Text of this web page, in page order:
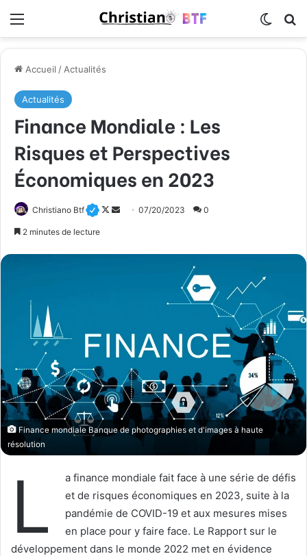
Accueil / Actualités
Actualités
Finance Mondiale : Les
Risques et Perspectives
Économiques en 2023
Christiano Btf
F
n
u
e
07/20/2023 0
2 minutes de lecture
Finance mondiale Banque de photographies et d'images à haute
résolution
L
a finance mondiale fait face à une série de défis
et de risques économiques en 2023, suite à la
pandémie de COVID-19 et aux mesures mises
en place pour y faire face. Le Rapport sur le
développement dans le monde 2022 met en évidence